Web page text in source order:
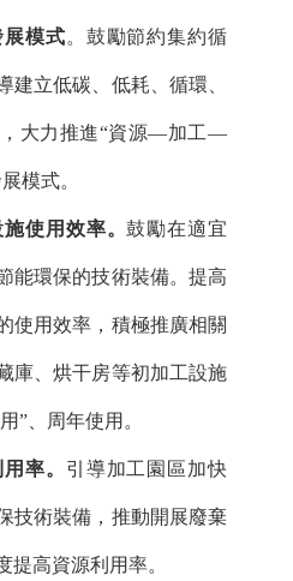
展模式。鼓勵節約集約循
建立低碳、低耗、循環、
大力推進“資源—加工—
模式。
使用效率。鼓勵在適宜
能環保的技術裝備。提高
使用效率，積極推廣相關
庫、烘干房等初加工設施
”、周年使用。
率。 引導加工園區加快
技術裝備，推動開展廢棄
提高資源利用率。